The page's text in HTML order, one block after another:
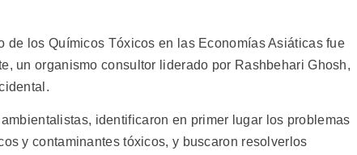
de los Químicos Tóxicos en las Economías Asiáticas fue
un organismo consultor liderado por Rashbehari Ghosh,
identificaron en primer lugar los problemas
y contaminantes tóxicos, y buscaron resolverlos